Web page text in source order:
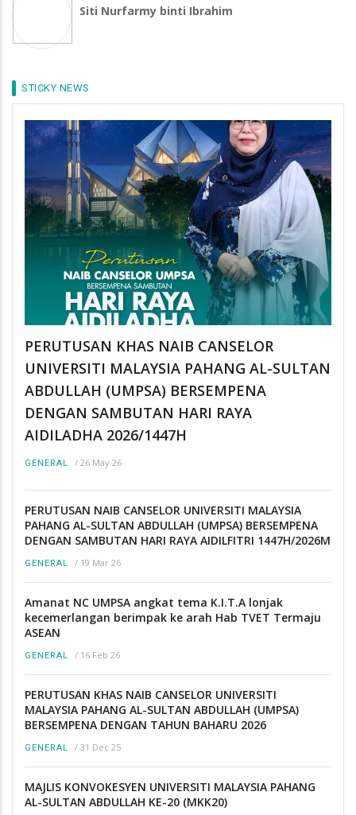
Siti Nurfarmy binti Ibrahim
STICKY NEWS
PERUTUSAN KHAS NAIB CANSELOR
UNIVERSITI MALAYSIA PAHANG AL-SULTAN
ABDULLAH (UMPSA) BERSEMPENA
DENGAN SAMBUTAN HARI RAYA
AIDILADHA 2026/1447H
GENERAL / 26 May 26
PERUTUSAN NAIB CANSELOR UNIVERSITI MALAYSIA
PAHANG AL-SULTAN ABDULLAH (UMPSA) BERSEMPENA
DENGAN SAMBUTAN HARI RAYA AIDILFITRI 1447H/2026M
GENERAL / 19 Mar 26
Amanat NC UMPSA angkat tema K.I.T.A lonjak
kecemerlangan berimpak ke arah Hab TVET Termaju
ASEAN
GENERAL / 16 Feb 26
PERUTUSAN KHAS NAIB CANSELOR UNIVERSITI
MALAYSIA PAHANG AL-SULTAN ABDULLAH (UMPSA)
BERSEMPENA DENGAN TAHUN BAHARU 2026
GENERAL / 31 Dec 25
MAJLIS KONVOKESYEN UNIVERSITI MALAYSIA PAHANG
AL-SULTAN ABDULLAH KE-20 (MKK20)